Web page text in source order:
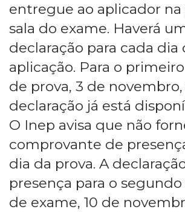
entregue ao aplicador
sala do exame. Haverá
declaração para cada dia
aplicação. Para o
de prova, 3 de novembro,
declaração já está
O Inep avisa que não
comprovante de
dia da prova. A
presença para o
de exame, 10 de